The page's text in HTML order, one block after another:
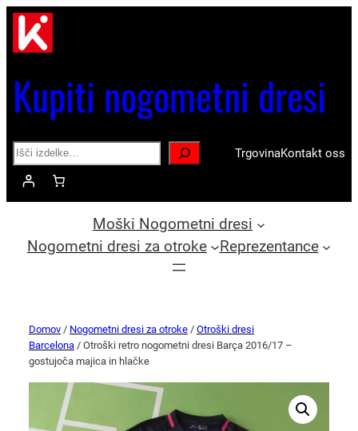
Kupiti nogometni dresi
Search TrgovinaKontakt oss
Moški Nogometni dresi
Nogometni dresi za otroke
Reprezentance
Domov / Nogometni dresi za otroke / Otroški dresi
Barcelona / Otroški retro nogometni dresi Barça 2016/17 –
gostujoča majica in hlačke